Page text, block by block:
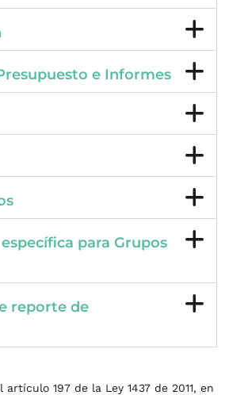
e Informes
para Grupos
reporte de
197 de la Ley 1437 de 2011, en